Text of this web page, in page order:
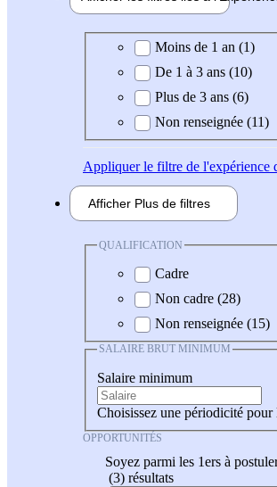
Expérience demandée
Moins de 1 an (1)
De 1 à 3 ans (10)
Plus de 3 ans (6)
Non renseignée (11)
Appliquerle filtre de l'expérience
Afficher Plus de filtres
QUALIFICATION
Cadre
Non cadre (28)
Non renseignée (15)
SALAIRE BRUT MINIMUM
Salaire minimum
Choisissez une périodicité pour
OPPORTUNITÉS
Soyez parmi les 1ers à
(3) résultats